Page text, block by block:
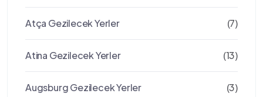
Atça Gezilecek Yerler (7)
Atina Gezilecek Yerler (13)
Augsburg Gezilecek Yerler (3)